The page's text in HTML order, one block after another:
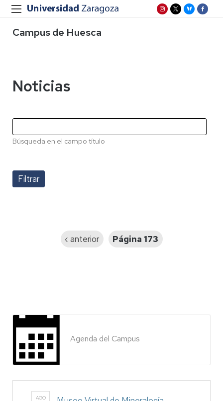
Campus de Huesca
Noticias
Búsqueda en el campo título
Página
‹ anterior Página 173
Agenda del Campus
AGO